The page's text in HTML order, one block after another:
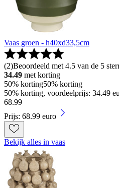
Vaas groen - h40xd33,5cm
(2)Beoordeeld met 4.5 van de 5
34.49 met korting
50% korting50% korting
50% korting, voordeelprijs: 34.49
68.99
Prijs: 68.99 euro
Bekijk alles in vaas